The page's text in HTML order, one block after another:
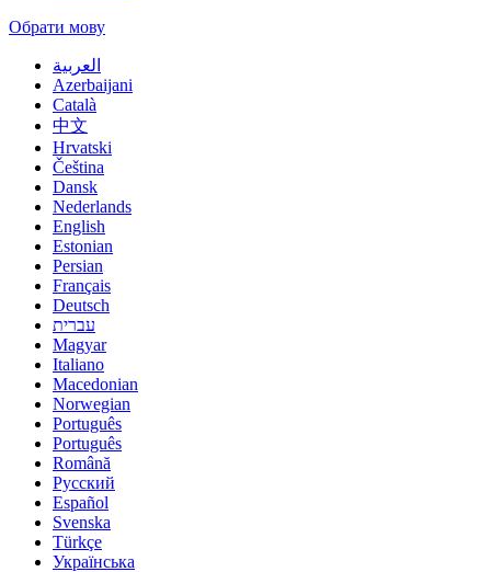
Обрати мову
العربية
Azerbaijani
Català
中文
Hrvatski
Čeština
Dansk
Nederlands
English
Estonian
Persian
Français
Deutsch
עברית
Magyar
Italiano
Macedonian
Norwegian
Português
Português
Română
Русский
Español
Svenska
Türkçe
Українська